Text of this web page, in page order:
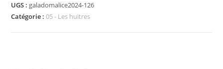
260524-
126.jpg
UGS : galadomalice2024-126
Catégorie :05 - Les huitres